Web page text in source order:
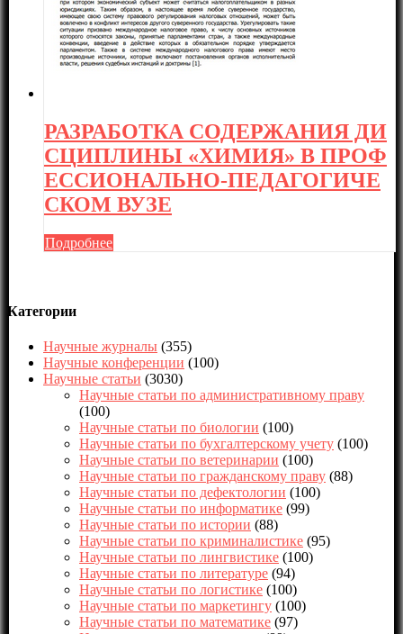
РАЗРАБОТКА СОДЕРЖАНИЯ ДИ
СЦИПЛИНЫ «ХИМИЯ» В ПРОФ
ЕССИОНАЛЬНО-ПЕДАГОГИЧЕ
СКОМ ВУЗЕ
Подробнее
Категории
Научные журналы (355)
Научные конференции (100)
Научные статьи (3030)
Научные статьи по административному праву
(100)
Научные статьи по биологии (100)
Научные статьи по бухгалтерскому учету (100)
Научные статьи по ветеринарии (100)
Научные статьи по гражданскому праву (88)
Научные статьи по дефектологии (100)
Научные статьи по информатике (99)
Научные статьи по истории (88)
Научные статьи по криминалистике (95)
Научные статьи по лингвистике (100)
Научные статьи по литературе (94)
Научные статьи по логистике (100)
Научные статьи по маркетингу (100)
Научные статьи по математике (97)